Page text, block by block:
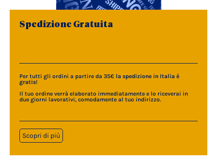
Spedizione Gratuita
Per tutti gli ordini a partire da 35€ la spedizione in Italia è
gratis!
Il tuo ordine verrà elaborato immediatamente e lo riceverai in
due giorni lavorativi, comodamente al tuo indirizzo.
Scopri di più